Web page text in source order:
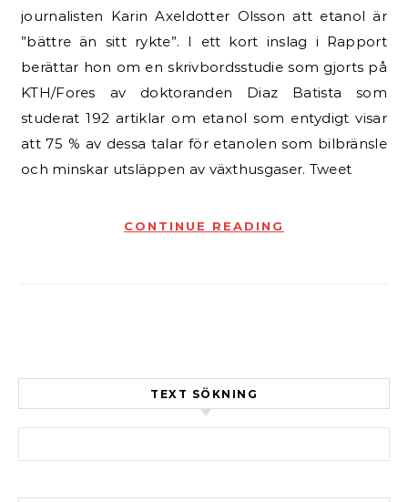
journalisten Karin Axeldotter Olsson att etanol är
”bättre än sitt rykte”. I ett kort inslag i Rapport
berättar hon om en skrivbordsstudie som gjorts på
KTH/Fores av doktoranden Diaz Batista som
studerat 192 artiklar om etanol som entydigt visar
att 75 % av dessa talar för etanolen som bilbränsle
och minskar utsläppen av växthusgaser. Tweet
CONTINUE READING
TEXT SÖKNING